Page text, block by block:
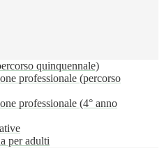
quinquennale)
professionale (percorso
professionale (4° anno
per adulti